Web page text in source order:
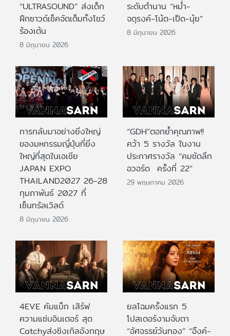
“ULTRASOUND” ส่งเด็ก
ฝึกซาวด์เช็คจัดเต็มทั้งโชว์
ร้องเต้น
8 มิถุนายน 2026
ระดับตำนาน “หม่ำ-
จตุรงค์-โน้ต-เป็ด-นุ้ย”
8 มิถุนายน 2026
การกลับมาอย่างยิ่งใหญ่
ของมหกรรมญี่ปุ่นที่ยิ่ง
ใหญ่ที่สุดในเอเชีย
JAPAN EXPO
THAILAND2027 26-28
กุมภาพันธ์ 2027 ที่
เซ็นทรัลเวิลด์
8 มิถุนายน 2026
“GDH”ตอกย้ำคุณภาพ!!
คว้า 5 รางวัล ในงาน
ประกาศรางวัล “คมชัดลึก
อวอร์ด ครั้งที่ 22”
29 พฤษภาคม 2026
4EVE คัมแบ็ก เสิร์ฟ
ความแซ่บอินเตอร์ สุด
Catchyส่งซิงเกิลอังกฤษ
ยลโฉมครั้งแรก 5
โปสเตอร์งามจับตา
“อัศจรรย์วันทอง” “อิ้งค์-